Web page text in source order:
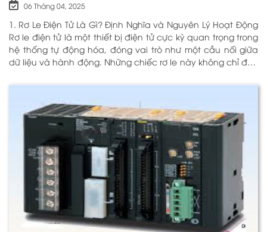
06 Tháng 04, 2025
1. Rơ Le Điện Tử Là Gì? Định Nghĩa và Nguyên Lý Hoạt Động
Rơ le điện tử là một thiết bị điện tử cực kỳ quan trọng trong
hệ thống tự động hóa, đóng vai trò như một cầu nối giữa
dữ liệu và hành động. Những chiếc rơ le này không chỉ đơn
thông minh giúp điều khiển và giám sát hoạt động của các
thiết bị khác nhau trong môi trường công nghiệp cũng như
trong hộ gia đình. Bằng cách sử dụng công nghệ hiện đại,
rơ le điện tử có khả năng xử lý và phản hồi nhanh chóng,
nhằm nâng cao hiệu suất hoạt động và độ an toàn cho
các hệ thống mà nó kiểm soát. N